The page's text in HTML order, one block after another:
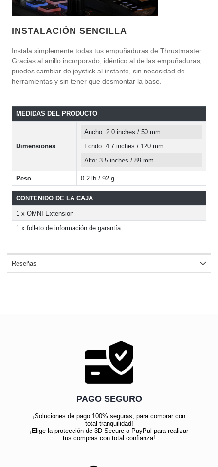
INSTALACIÓN SENCILLA
Instala simplemente todas tus empuñaduras de Thrustmaster.
Gracias al anillo incorporado, idéntico al de las empuñaduras,
puedes cambiar de joystick al instante, sin necesidad de
herramientas y sin tener que desmontar la base.
MEDIDAS DEL PRODUCTO
Dimensiones
Ancho: 2.0 inches / 50 mm
Fondo: 4.7 inches / 120 mm
Alto: 3.5 inches / 89 mm
Peso 0.2 lb / 92 g
CONTENIDO DE LA CAJA
1 x OMNI Extension
1 x folleto de información de garantía
Reseñas
PAGO SEGURO
¡Soluciones de pago 100% seguras, para comprar con
total tranquilidad!
¡Elige la protección de 3D Secure o PayPal para realizar
tus compras con total confianza!